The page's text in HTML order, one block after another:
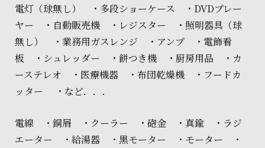
電灯（球無し） ・多段ショーケース ・DVDプレー
ヤー ・自動販売機 ・レジスター ・照明器具（球
無し） ・業務用ガスレンジ ・アンプ ・電飾看
板 ・シュレッダー ・餅つき機 ・厨房用品 ・カ
ーステレオ ・医療機器 ・布団乾燥機 ・フードカ
ッター ・など．．．
電線 ・銅屑 ・クーラー ・砲金 ・真鍮 ・ラジ
エーター ・給湯器 ・黒モーター ・モーター ・